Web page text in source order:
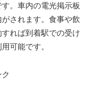
。車内の電光掲示板
されます。食事や飲
れば到着駅での受け
可能です。